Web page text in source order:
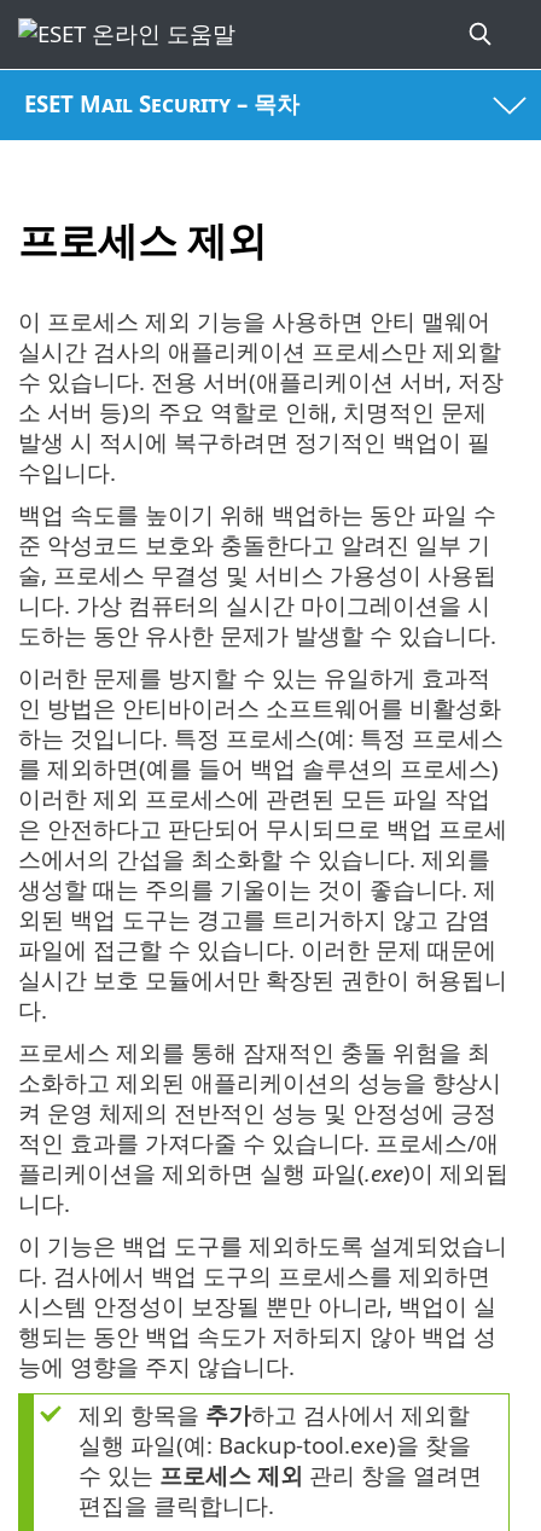
ESET Mail Security – 목차
프로세스 제외
이 프로세스 제외 기능을 사용하면 안티 맬웨어
실시간 검사의 애플리케이션 프로세스만 제외할
수 있습니다. 전용 서버(애플리케이션 서버, 저장
소 서버 등)의 주요 역할로 인해, 치명적인 문제
발생 시 적시에 복구하려면 정기적인 백업이 필
수입니다.
백업 속도를 높이기 위해 백업하는 동안 파일 수
준 악성코드 보호와 충돌한다고 알려진 일부 기
술, 프로세스 무결성 및 서비스 가용성이 사용됩
니다. 가상 컴퓨터의 실시간 마이그레이션을 시
도하는 동안 유사한 문제가 발생할 수 있습니다.
이러한 문제를 방지할 수 있는 유일하게 효과적
인 방법은 안티바이러스 소프트웨어를 비활성화
하는 것입니다. 특정 프로세스(예: 특정 프로세스
를 제외하면(예를 들어 백업 솔루션의 프로세스)
이러한 제외 프로세스에 관련된 모든 파일 작업
은 안전하다고 판단되어 무시되므로 백업 프로세
스에서의 간섭을 최소화할 수 있습니다. 제외를
생성할 때는 주의를 기울이는 것이 좋습니다. 제
외된 백업 도구는 경고를 트리거하지 않고 감염
파일에 접근할 수 있습니다. 이러한 문제 때문에
실시간 보호 모듈에서만 확장된 권한이 허용됩니
다.
프로세스 제외를 통해 잠재적인 충돌 위험을 최
소화하고 제외된 애플리케이션의 성능을 향상시
켜 운영 체제의 전반적인 성능 및 안정성에 긍정
적인 효과를 가져다줄 수 있습니다. 프로세스/애
플리케이션을 제외하면 실행 파일(.exe)이 제외됩
니다.
이 기능은 백업 도구를 제외하도록 설계되었습니
다. 검사에서 백업 도구의 프로세스를 제외하면
시스템 안정성이 보장될 뿐만 아니라, 백업이 실
행되는 동안 백업 속도가 저하되지 않아 백업 성
능에 영향을 주지 않습니다.
제외 항목을 추가하고 검사에서 제외할
실행 파일(예: Backup-tool.exe)을 찾을
수 있는 프로세스 제외 관리 창을 열려면
편집을 클릭합니다.